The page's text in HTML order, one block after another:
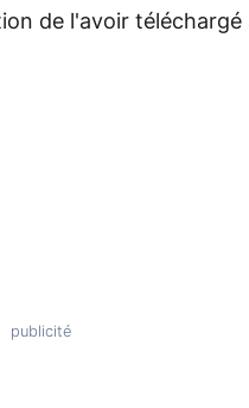
de l'avoir téléchargé